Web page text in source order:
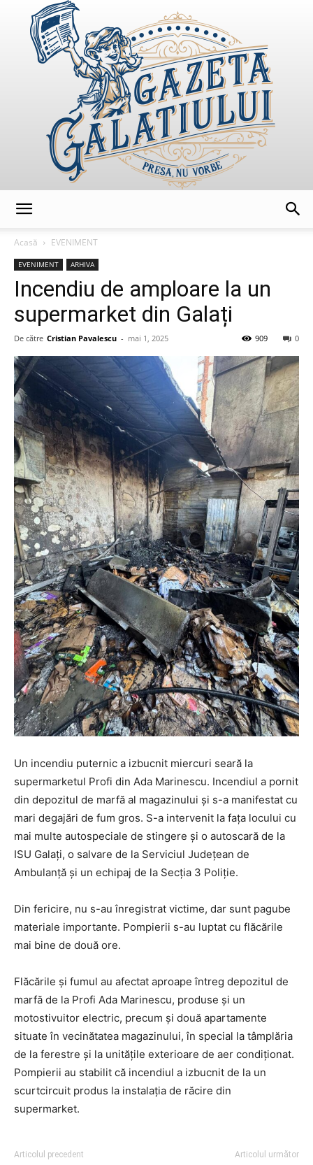
Acasă
EVENIMENT
EVENIMENT ARHIVA
Incendiu de amploare la un
supermarket din Galați
De către Cristian Pavalescu - mai 1, 2025 0
909
Un incendiu puternic a izbucnit miercuri seară la
supermarketul Profi din Ada Marinescu. Incendiul a pornit
din depozitul de marfă al magazinului și s-a manifestat cu
mari degajări de fum gros. S-a intervenit la fața locului cu
mai multe autospeciale de stingere și o autoscară de la
ISU Galați, o salvare de la Serviciul Județean de
Ambulanță și un echipaj de la Secția 3 Poliție.
Din fericire, nu s-au înregistrat victime, dar sunt pagube
materiale importante. Pompierii s-au luptat cu flăcările
mai bine de două ore.
Flăcările și fumul au afectat aproape întreg depozitul de
marfă de la Profi Ada Marinescu, produse și un
motostivuitor electric, precum și două apartamente
situate în vecinătatea magazinului, în special la tâmplăria
de la ferestre și la unitățile exterioare de aer condiționat.
Pompierii au stabilit că incendiul a izbucnit de la un
scurtcircuit produs la instalația de răcire din
supermarket.
Articolul precedent Articolul următor